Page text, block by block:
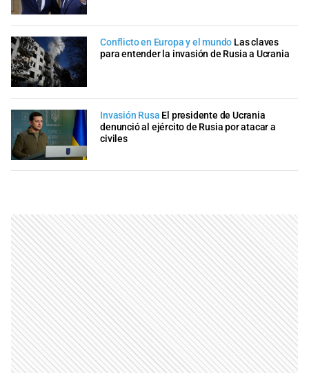
Conflicto en Europa y el mundo Las claves
para entender la invasión de Rusia a Ucrania
Invasión Rusa El presidente de Ucrania
denunció al ejército de Rusia por atacar a
civiles